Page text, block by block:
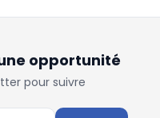
opportunité
pour suivre